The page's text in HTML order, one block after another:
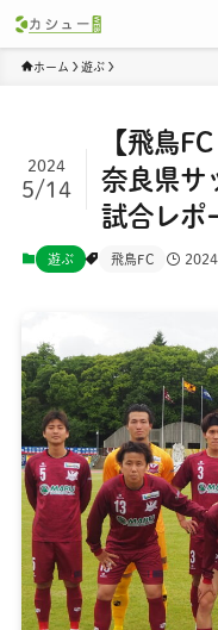
ホーム 遊ぶ
【飛鳥
奈良県サ
試合レポ
2024
5/14
遊ぶ 飛鳥FC